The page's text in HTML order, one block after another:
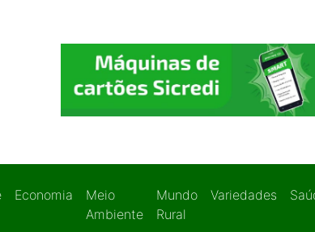
Economia
Meio
Ambiente
Mundo
Rural
Variedades